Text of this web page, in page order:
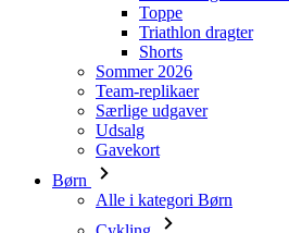
Særlige udgaver
Udsalg
Gavekort
Børn
Alle i kategori Børn
Cykling
Alle i kategori Cykling
Langærmede trøjer
Jakker